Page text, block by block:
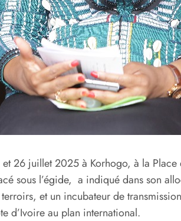
26 juillet 2025 à Korhogo, à la Place
sous l’égide, a indiqué dans son
et un incubateur de
d’Ivoire au plan international.